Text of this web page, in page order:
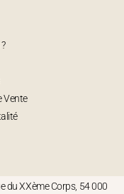
Vente
du XXème Corps, 54 000